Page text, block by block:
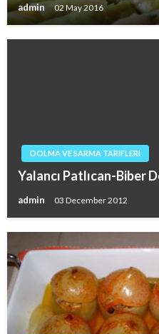
admin 02 May 2016
DOLMA VE SARMA TARIFLERI
Yalancı Patlıcan-Biber
admin 03 December 2012